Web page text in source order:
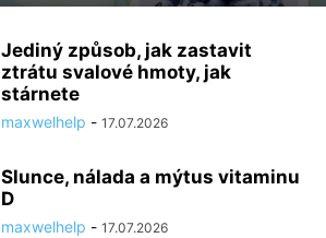
Jediný způsob, jak zastavit
ztrátu svalové hmoty, jak
stárnete
maxwelhelp - 17.07.2026
Slunce, nálada a mýtus vitaminu
D
maxwelhelp - 17.07.2026